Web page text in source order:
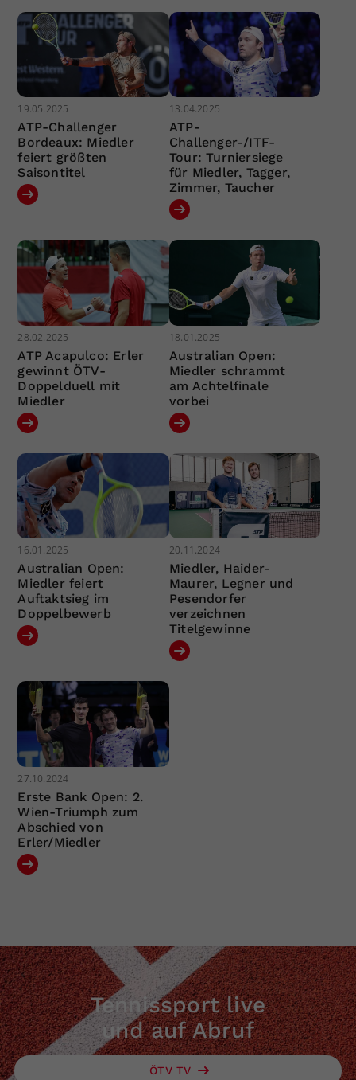
19.05.2025
ATP-Challenger
Bordeaux: Miedler
feiert größten
Saisontitel
13.04.2025
ATP-
Challenger-/ITF-
Tour: Turniersiege
für Miedler, Tagger,
Zimmer, Taucher
28.02.2025
ATP Acapulco: Erler
gewinnt ÖTV-
Doppelduell mit
Miedler
18.01.2025
Australian Open:
Miedler schrammt
am Achtelfinale
vorbei
16.01.2025
Australian Open:
Miedler feiert
Auftaktsieg im
Doppelbewerb
20.11.2024
Miedler, Haider-
Maurer, Legner und
Pesendorfer
verzeichnen
Titelgewinne
27.10.2024
Erste Bank Open: 2.
Wien-Triumph zum
Abschied von
Erler/Miedler
Tennissport live
und auf Abruf
ÖTV TV